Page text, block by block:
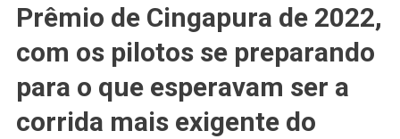
Cingapura,
Está
Apto
Qualquer
Prêmio de Cingapura de 2022,
com os pilotos se preparando
para o que esperavam ser a
corrida mais exigente do